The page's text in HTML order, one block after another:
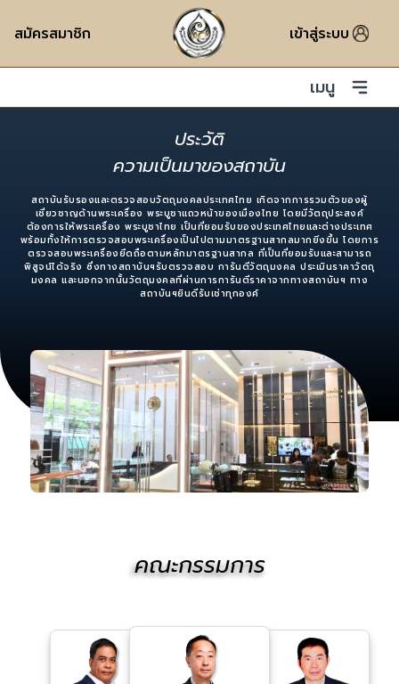
สมัครสมาชิก เข้าสู่ระบบ
เมนู
ประวัติ
ความเป็นมาของสถาบัน
สถาบันรับรองและตรวจสอบวัตถุมงคลประเทศไทย เกิดจากการรวมตัวของผู้
เชี่ยวชาญด้านพระเครื่อง พระบูชาแถวหน้าของเมืองไทย โดยมีวัตถุประสงค์
ต้องการให้พระเครื่อง พระบูชาไทย เป็นที่ยอมรับของประเทศไทยและต่างประเทศ
พร้อมทั้งให้การตรวจสอบพระเครื่องเป็นไปตามมาตรฐานสากลมากยิ่งขึ้น โดยการ
ตรวจสอบพระเครื่องยึดถือตามหลักมาตรฐานสากล ที่เป็นที่ยอมรับและสามารถ
พิสูจน์ได้จริง ซึ่งทางสถาบันฯรับตรวจสอบ การันตีวัตถุมงคล ประเมินราคาวัตถุ
มงคล และนอกจากนั้นวัตถุมงคลที่ผ่านการการันตีราคาจากทางสถาบันฯ ทาง
สถาบันฯยินดีรับเช่าทุกองค์
คณะกรรมการ